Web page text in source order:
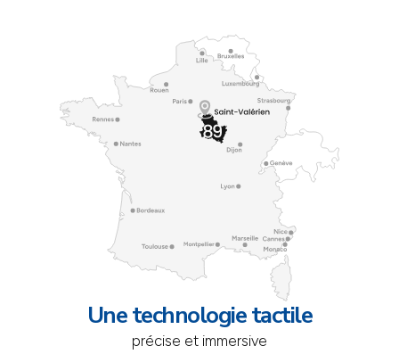
Une technologie tactile
précise et immersive